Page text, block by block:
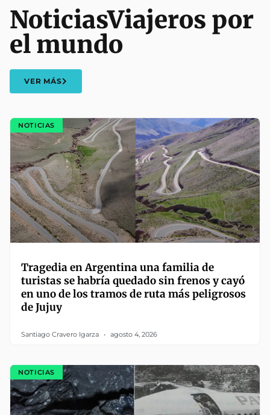
NoticiasViajeros por
el mundo
VER MÁS
NOTICIAS
Tragedia en Argentina una familia de
turistas se habría quedado sin frenos y cayó
en uno de los tramos de ruta más peligrosos
de Jujuy
Santiago Cravero Igarza agosto 4, 2026
NOTICIAS